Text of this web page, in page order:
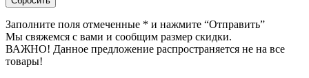
Заполните поля отмеченные * и нажмите “Отправить”
Мы свяжемся с вами и сообщим размер скидки.
ВАЖНО! Данное предложение распространяется не на все
товары!